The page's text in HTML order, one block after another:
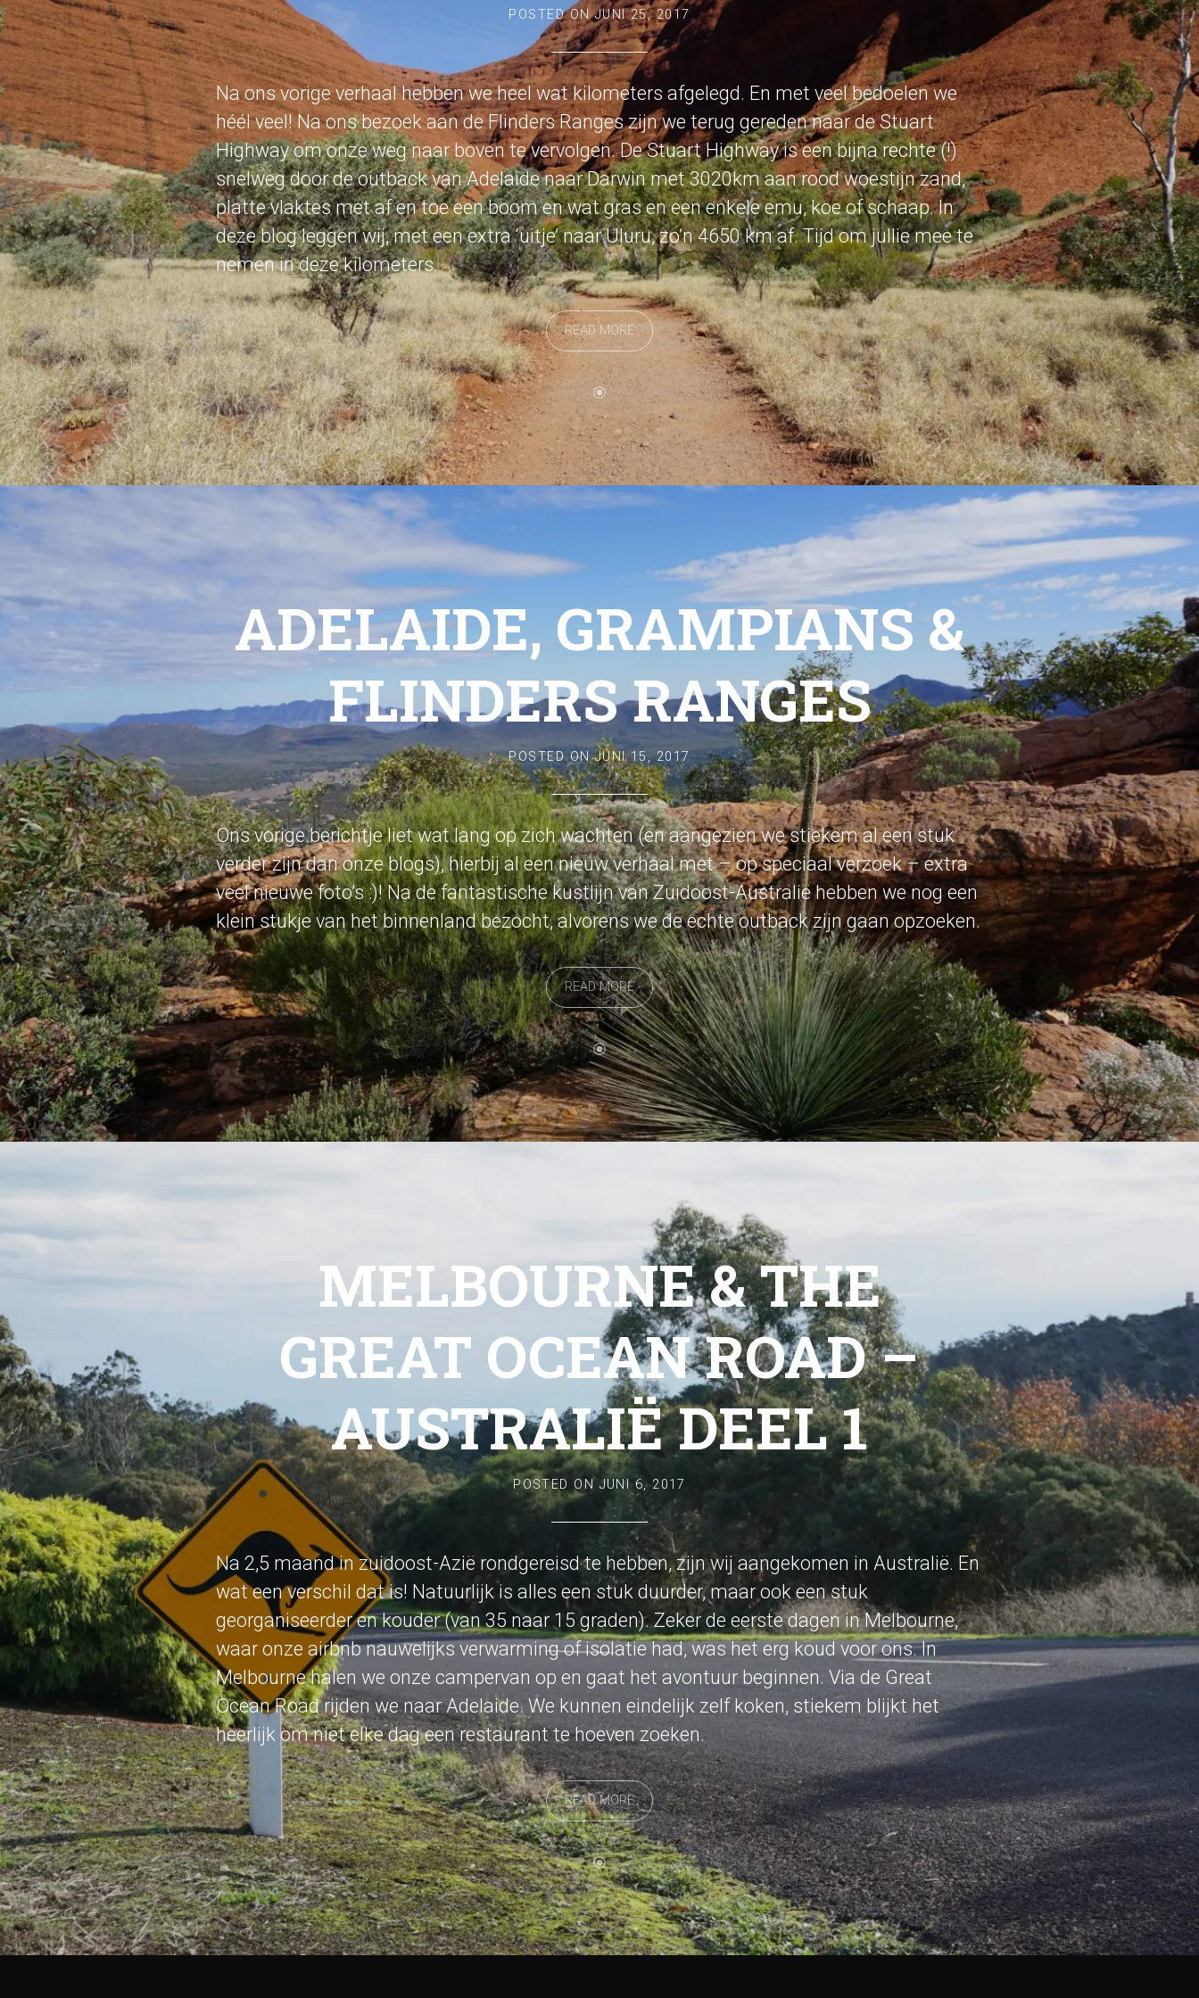
POSTED ONJUNI 25, 2017
Na ons vorige verhaal hebben we heel wat kilometers afgelegd. En met veel bedoelen we
héél veel! Na ons bezoek aan de Flinders Ranges zijn we terug gereden naar de Stuart
Highway om onze weg naar boven te vervolgen. De Stuart Highway is een bijna rechte (!)
snelweg door de outback van Adelaide naar Darwin met 3020km aan rood woestijn zand,
platte vlaktes met af en toe een boom en wat gras en een enkele emu, koe of schaap. In
deze blog leggen wij, met een extra ‘uitje’ naar Uluru, zo’n 4650 km af. Tijd om jullie mee te
nemen in deze kilometers.
READ MORE
ADELAIDE, GRAMPIANS &
FLINDERS RANGES
POSTED ONJUNI 15, 2017
Ons vorige berichtje liet wat lang op zich wachten (en aangezien we stiekem al een stuk
verder zijn dan onze blogs), hierbij al een nieuw verhaal met – op speciaal verzoek – extra
veel nieuwe foto’s :)! Na de fantastische kustlijn van Zuidoost-Australië hebben we nog een
klein stukje van het binnenland bezocht, alvorens we de echte outback zijn gaan opzoeken.
READ MORE
MELBOURNE & THE
GREAT OCEAN ROAD –
AUSTRALIË DEEL 1
POSTED ON JUNI 6, 2017
Na 2,5 maand in zuidoost-Azië rondgereisd te hebben, zijn wij aangekomen in Australië. En
wat een verschil dat is! Natuurlijk is alles een stuk duurder, maar ook een stuk
georganiseerder en kouder (van 35 naar 15 graden). Zeker de eerste dagen in Melbourne,
waar onze airbnb nauwelijks verwarming of isolatie had, was het erg koud voor ons. In
Melbourne halen we onze campervan op en gaat het avontuur beginnen. Via de Great
Ocean Road rijden we naar Adelaide. We kunnen eindelijk zelf koken, stiekem blijkt het
heerlijk om niet elke dag een restaurant te hoeven zoeken.
READ MORE